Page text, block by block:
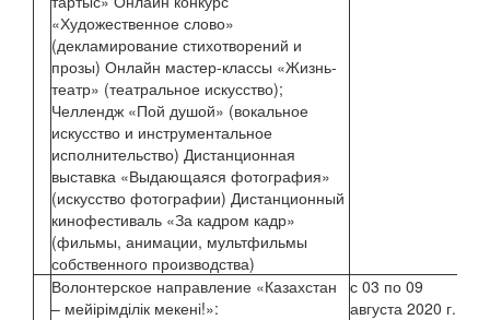
«Художественное слово»
(декламирование стихотворений и
прозы) Онлайн мастер-классы «Жизнь-
театр» (театральное искусство);
Челлендж «Пой душой» (вокальное
искусство и инструментальное
исполнительство) Дистанционная
выставка «Выдающаяся фотография»
(искусство фотографии) Дистанционный
кинофестиваль «За кадром кадр»
(фильмы, анимации, мультфильмы
собственного производства)
Волонтерское направление «Казахстан
– мейірімділік мекені!»:
с 03 по 09
августа 2020 г.